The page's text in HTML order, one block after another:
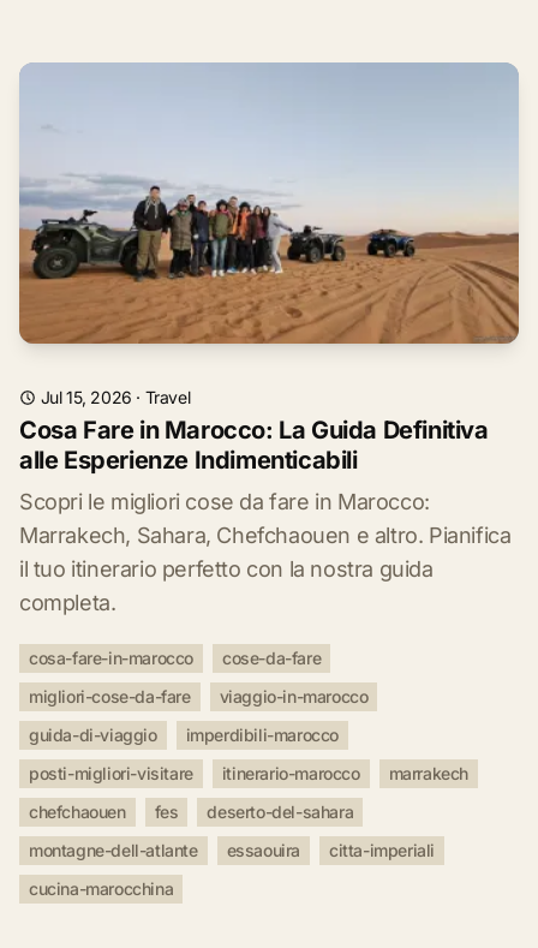
Jul 15, 2026 · Travel
Cosa Fare in Marocco: La Guida Definitiva
alle Esperienze Indimenticabili
Scopri le migliori cose da fare in Marocco:
Marrakech, Sahara, Chefchaouen e altro. Pianifica
il tuo itinerario perfetto con la nostra guida
completa.
cosa-fare-in-marocco
cose-da-fare
migliori-cose-da-fare
viaggio-in-marocco
guida-di-viaggio
imperdibili-marocco
posti-migliori-visitare
itinerario-marocco
marrakech
chefchaouen
fes
deserto-del-sahara
montagne-dell-atlante
essaouira
citta-imperiali
cucina-marocchina